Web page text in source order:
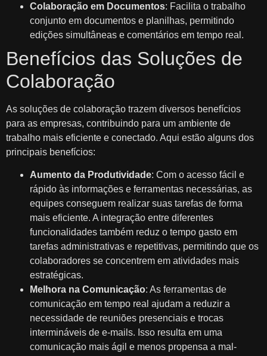
Colaboração em Documentos: Facilita o trabalho
conjunto em documentos e planilhas, permitindo
edições simultâneas e comentários em tempo real.
Benefícios das Soluções de
Colaboração
As soluções de colaboração trazem diversos benefícios
para as empresas, contribuindo para um ambiente de
trabalho mais eficiente e conectado. Aqui estão alguns dos
principais benefícios:
Aumento da Produtividade: Com o acesso fácil e
rápido às informações e ferramentas necessárias, as
equipes conseguem realizar suas tarefas de forma
mais eficiente. A integração entre diferentes
funcionalidades também reduz o tempo gasto em
tarefas administrativas e repetitivas, permitindo que os
colaboradores se concentrem em atividades mais
estratégicas.
Melhora na Comunicação: As ferramentas de
comunicação em tempo real ajudam a reduzir a
necessidade de reuniões presenciais e trocas
intermináveis de e-mails. Isso resulta em uma
comunicação mais ágil e menos propensa a mal-